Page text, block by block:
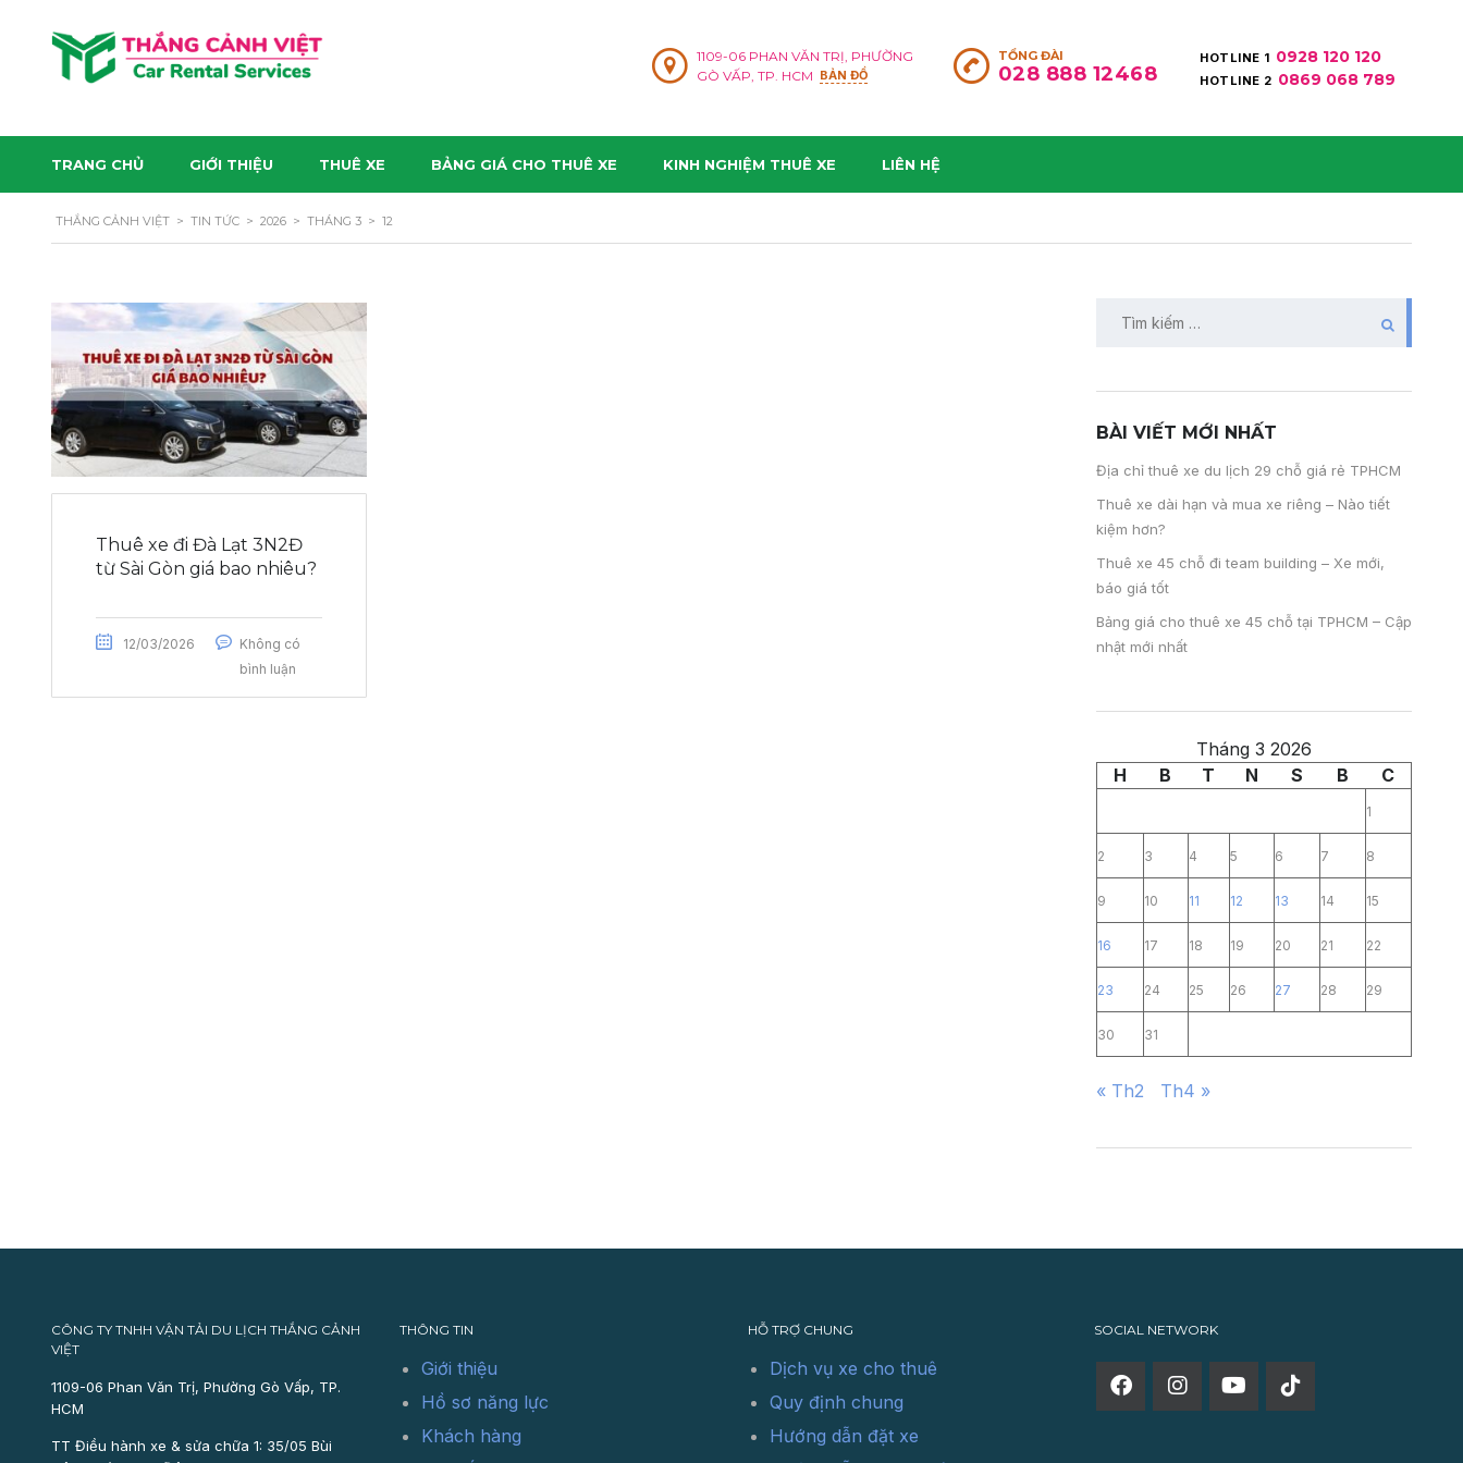
HOTLINE 1 0928 120 120
HOTLINE 2 0869 068 789
TỔNG ĐÀI
028 888 12468
1109-06 PHAN VĂN TRỊ, PHƯỜNG
GÒ VẤP, TP. HCM BẢN ĐỒ
TRANG CHỦ GIỚI THIỆU THUÊ XE BẢNG GIÁ CHO THUÊ XE KINH NGHIỆM THUÊ XE LIÊN HỆ
THẮNG CẢNH VIỆT > TIN TỨC > 2026 > THÁNG 3 > 12
Thuê xe đi Đà Lạt 3N2Đ
từ Sài Gòn giá bao nhiêu?
12/03/2026
Không có
bình luận
BÀI VIẾT MỚI NHẤT
Địa chỉ thuê xe du lịch 29 chỗ giá rẻ TPHCM
Thuê xe dài hạn và mua xe riêng – Nào tiết
kiệm hơn?
Thuê xe 45 chỗ đi team building – Xe mới,
báo giá tốt
Bảng giá cho thuê xe 45 chỗ tại TPHCM – Cập
nhật mới nhất
Tháng 3 2026
H
B T N S B C
1
2 3 4 5 6 7 8
9 10 11 12 13 14 15
16 17 18 19 20 21 22
23 24 25 26 27 28 29
30 31
« Th2 Th4 »
CÔNG TY TNHH VẬN TẢI DU LỊCH THẮNG CẢNH
VIỆT
1109-06 Phan Văn Trị, Phường Gò Vấp, TP.
HCM
TT Điều hành xe & sửa chữa 1: 35/05 Bùi
THÔNG TIN
Giới thiệu
Hồ sơ năng lực
Khách hàng
HỖ TRỢ CHUNG
Dịch vụ xe cho thuê
Quy định chung
Hướng dẫn đặt xe
SOCIAL NETWORK